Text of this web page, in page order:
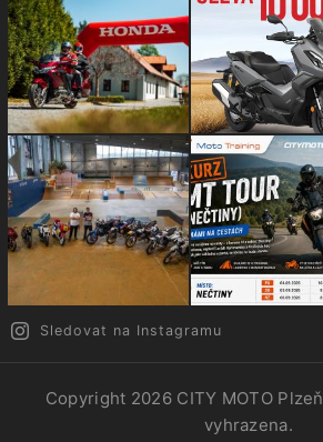
Sledovat na Instagramu
Copyright 2026 CITY MOTO Plzeň
vyhrazena.